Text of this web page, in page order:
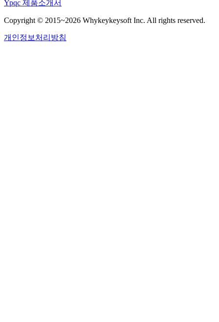
Ypqc 제품소개서
Copyright © 2015~2026 Whykeykeysoft Inc. All rights reserved.
개인정보처리방침